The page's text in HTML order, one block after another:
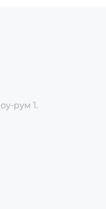
качественные
что бы костюмчик
подходит именно
Минске
рум 1.